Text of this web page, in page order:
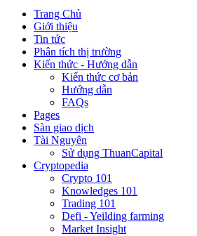
Trang Chủ
Giới thiệu
Tin tức
Phân tích thị trường
Kiến thức - Hướng dẫn
Kiến thức cơ bản
Hướng dẫn
FAQs
Pages
Sàn giao dịch
Tài Nguyên
Sử dụng ThuanCapital
Cryptopedia
Crypto 101
Knowledges 101
Trading 101
Defi - Yeilding farming
Market Insight